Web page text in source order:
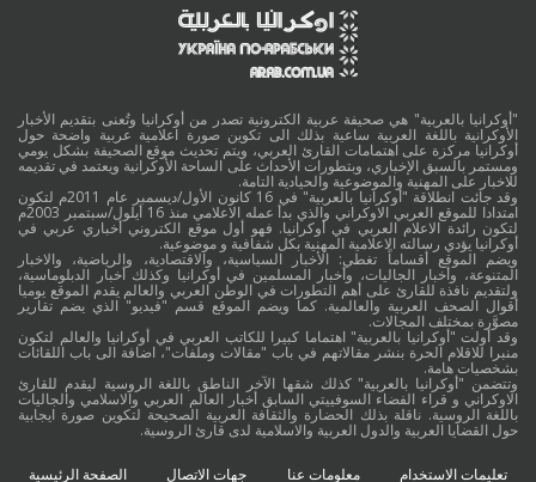
"أوكرانيا بالعربية" هي صحيفة عربية الكترونية تصدر من أوكرانيا وتُعنى بتقديم الأخبار
الأوكرانية باللغة العربية ساعية بذلك الى تكوين صورة اعلامية عربية واضحة حول
أوكرانيا مركزة على اهتمامات القارئ العربي، ويتم تحديث موقع الصحيفة بشكل يومي
ومستمر بالسبق الإخباري، وبتطورات الأحداث على الساحة الأوكرانية ويعتمد في تقديمه
للاخبار على المهنية والموضوعية والحيادية التامة.
وقد جائت انطلاقة "أوكرانيا بالعربية" في 16 كانون الأول/ديسمبر عام 2011م لتكون
امتدادا للموقع العربي الاوكراني والذي بدأ عمله الاعلامي منذ 16 أيلول/سبتمبر 2003م
لتكون رائدة الاعلام العربي في أوكرانيا. فهو أول موقع الكتروني أخباري عربي في
أوكرانيا يؤدي رسالته الاعلامية المهنية بكل شفافية و موضوعية.
ويضم الموقع أقساماً تغطي: الأخبار السياسية، والاقتصادية، والرياضية، والاخبار
المتنوعة، وأخبار الجاليات، وأخبار المسلمين في أوكرانيا وكذلك أخبار الدبلوماسية،
ولتقديم نافذة للقارئ على أهم التطورات في الوطن العربي والعالم يقدم الموقع يوميا
أقوال الصحف العربية والعالمية. كما ويضم الموقع قسم "فيديو" الذي يضم تقارير
مصوَّرة بمختلف المجالات.
وقد أولت "أوكرانيا بالعربية" اهتماما كبيرا للكاتب العربي في أوكرانيا والعالم لتكون
منبرا للاقلام الحرة بنشر مقالاتهم في باب "مقالات وملفات"، اضافة الى باب اللقائات
بشخصيات هامة.
وتتضمن "أوكرانيا بالعربية" كذلك شقها الآخر الناطق باللغة الروسية ليقدم للقارئ
الاوكراني و قراء الفضاء السوفييتي السابق أخبار العالم العربي والاسلامي والجاليات
باللغة الروسية. ناقلة بذلك الحضارة والثقافة العربية الصحيحة لتكوين صورة ايجابية
حول القضايا العربية والدول العربية والاسلامية لدى قارئ الروسية.
تعليمات الاستخدام معلومات عنا جهات الاتصال الصفحة الرئيسية